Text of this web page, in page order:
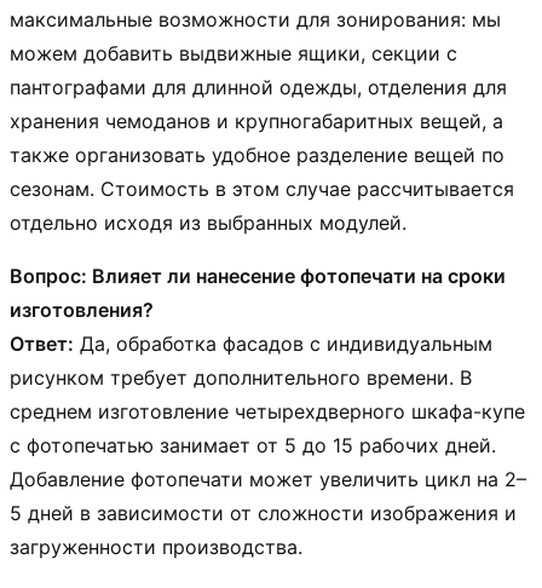
максимальные возможности для зонирования: мы
можем добавить выдвижные ящики, секции с
пантографами для длинной одежды, отделения для
хранения чемоданов и крупногабаритных вещей, а
также организовать удобное разделение вещей по
сезонам. Стоимость в этом случае рассчитывается
отдельно исходя из выбранных модулей.
Вопрос: Влияет ли нанесение фотопечати на сроки
изготовления?
Ответ: Да, обработка фасадов с индивидуальным
рисунком требует дополнительного времени. В
среднем изготовление четырехдверного шкафа-купе
с фотопечатью занимает от 5 до 15 рабочих дней.
Добавление фотопечати может увеличить цикл на 2–
5 дней в зависимости от сложности изображения и
загруженности производства.